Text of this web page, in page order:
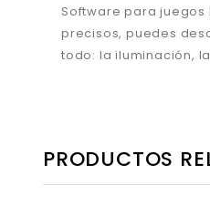
Software para juegos
precisos, puedes
todo: la iluminación,
PRODUCTOS